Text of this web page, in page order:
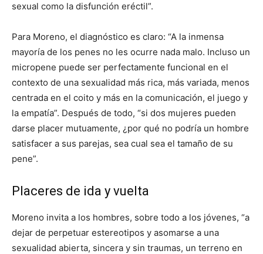
sexual como la disfunción eréctil”.
Para Moreno, el diagnóstico es claro: “A la inmensa
mayoría de los penes no les ocurre nada malo. Incluso un
micropene puede ser perfectamente funcional en el
contexto de una sexualidad más rica, más variada, menos
centrada en el coito y más en la comunicación, el juego y
la empatía”. Después de todo, “si dos mujeres pueden
darse placer mutuamente, ¿por qué no podría un hombre
satisfacer a sus parejas, sea cual sea el tamaño de su
pene”.
Placeres de ida y vuelta
Moreno invita a los hombres, sobre todo a los jóvenes, “a
dejar de perpetuar estereotipos y asomarse a una
sexualidad abierta, sincera y sin traumas, un terreno en